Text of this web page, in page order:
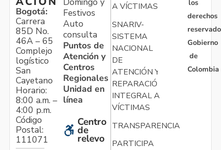
Bogotá:
Carrera
85D No.
46A – 65
Complejo
logístico
San
Cayetano
Horario:
8:00 a.m. –
4:00 p.m.
Código
Postal:
111071
Festivos
Auto
consulta
Puntos de
Atención y
Centros
Regionales
Unidad en
línea
Centro
de
relevo
A VÍCTIMAS
SNARIV-
SISTEMA
NACIONAL
DE
ATENCIÓN Y
REPARACIÓN
INTEGRAL A
VÍCTIMAS
TRANSPARENCIA
PARTICIPA
los
derechos
Gobierno
de
Colombia